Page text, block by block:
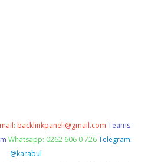
backlinkpaneli@gmail.com Teams:
Whatsapp: 0262 606 0 726 Telegram:
@karabul